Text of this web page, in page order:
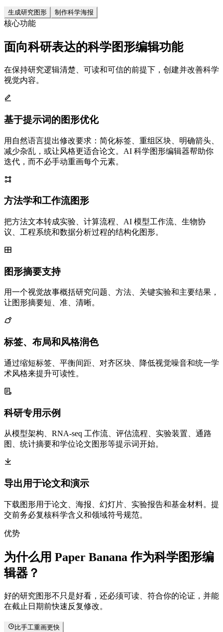
生成研究图形 制作科学海报
核心功能
面向科研表达的科学图形编辑功能
在保持研究逻辑清楚、可读和可信的前提下，创建并改善科学
视觉内容。
基于提示词的图形优化
用自然语言提出修改要求：简化标签、重组区块、明确箭头、
减少杂乱，或让风格更适合论文。AI 科学图形编辑器帮助你
迭代，而不必手动重画每个元素。
方法学和工作流图形
把方法文本转成实验、计算流程、AI 模型工作流、生物协
议、工程系统和数据分析过程的结构化图形。
图形摘要支持
用一个视觉故事概括研究问题、方法、关键实验和主要结果，
让图形摘要短、准、清晰。
标签、布局和风格润色
通过缩短标签、平衡间距、对齐区块、降低视觉噪音和统一学
术风格来提升可读性。
科研专用示例
从模型架构、RNA-seq 工作流、评估流程、实验装置、通路
图、统计摘要和学位论文图形等提示词开始。
导出用于论文和演示
下载图形用于论文、海报、幻灯片、实验报告和基金材料。提
交前务必复核科学含义和领域符号规范。
优势
为什么用 Paper Banana 作为科学图形编
辑器？
好的研究图形不只是好看，还必须可读、符合你的论证，并能
在截止日期前快速反复修改。
比手工重画更快